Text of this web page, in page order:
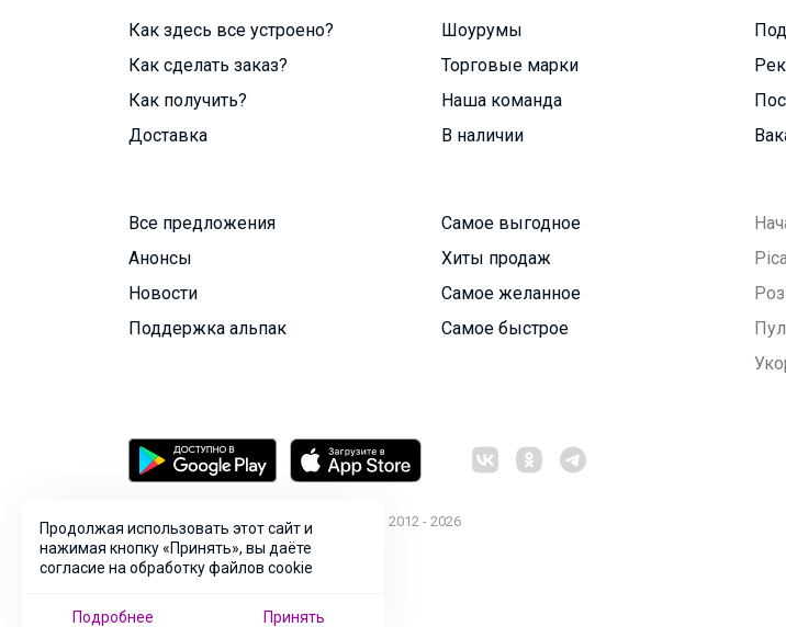
Как здесь все устроено?
Как сделать заказ?
Как получить?
Доставка
Шоурумы
Торговые марки
Наша команда
В наличии
Все предложения
Анонсы
Новости
Поддержка альпак
Самое выгодное
Хиты продаж
Самое желанное
Самое быстрое
© ООО "Лявита", ОГРН 1122468054070, 2012 - 2026
Политика конфиденциальности
Cоглашение пользователя
Продолжая использовать этот сайт и
нажимая кнопку «Принять», вы даёте
согласие на обработку файлов cookie
Подробнее Принять